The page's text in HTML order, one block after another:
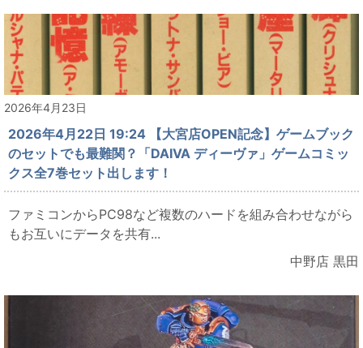
2026年4月23日
2026年4月22日 19:24 【大宮店OPEN記念】ゲームブック
のセットでも最難関？「DAIVA ディーヴァ」ゲームコミッ
クス全7巻セット出します！
ファミコンからPC98など複数のハードを組み合わせながら
もお互いにデータを共有...
中野店 黒田